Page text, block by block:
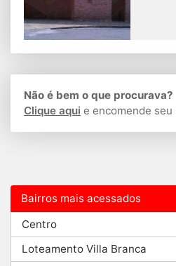
Não é bem o que procurava?
Clique aqui e encomende seu
Bairros mais acessados
Centro
Loteamento Villa Branca